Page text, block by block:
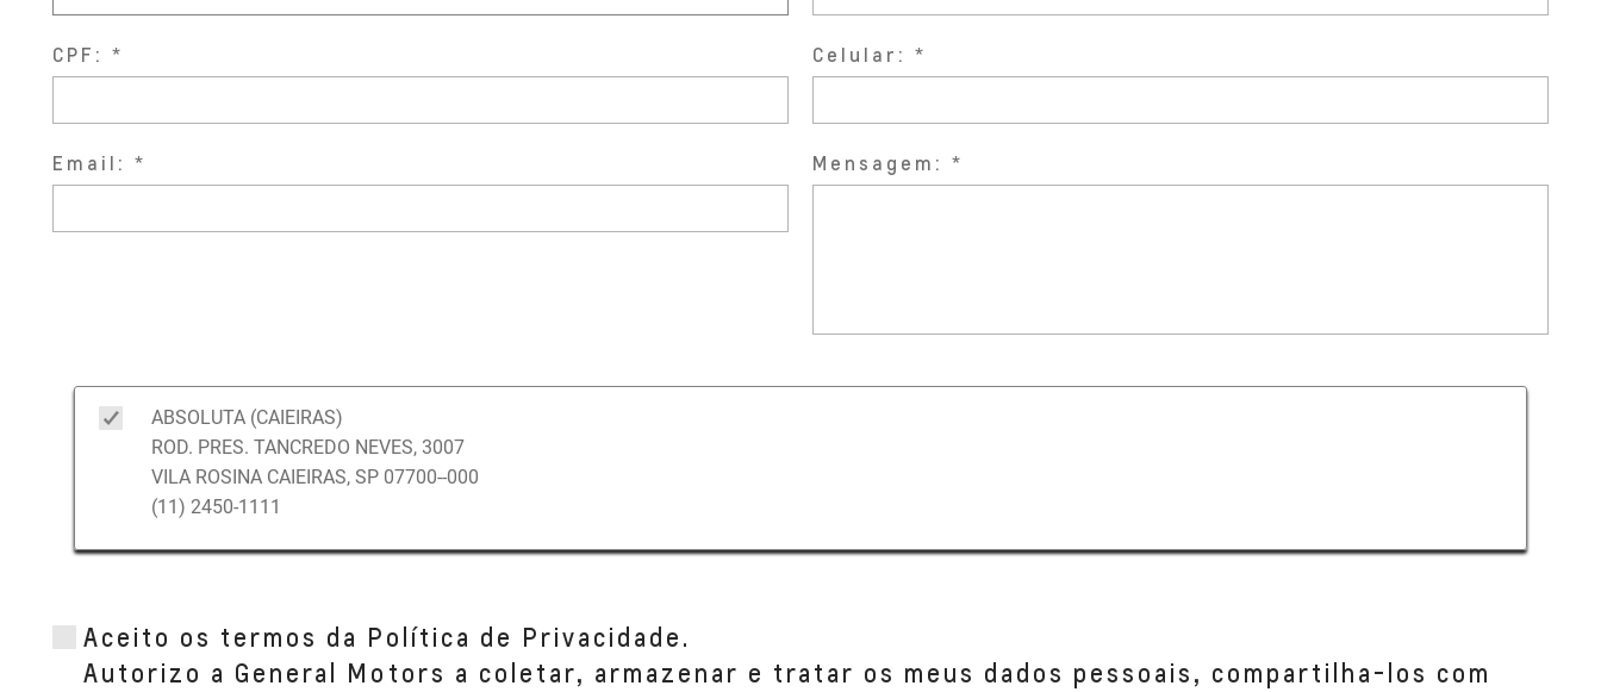
CPF: Celular:
Email: Mensagem:
ABSOLUTA (CAIEIRAS)
ROD. PRES. TANCREDO NEVES, 3007
VILA ROSINA CAIEIRAS, SP 07700--000
(11) 2450-1111
Aceito os termos da Política de Privacidade.
Autorizo a General Motors a coletar, armazenar e tratar os meus dados pessoais, compartilha-los com